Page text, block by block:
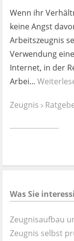
Kündigung
Was jetzt?
Wann lohnt er
Zeugnis
Ist es wirklich gut?
News
Impressum
Datenschutz
Wenn ihr
keine Angst
Arbeitszeugnis
Verwendung
Internet, in der
Arbei...
Zeugnis
Was Sie
Zeugnisaufbau
Zeugnis selbst